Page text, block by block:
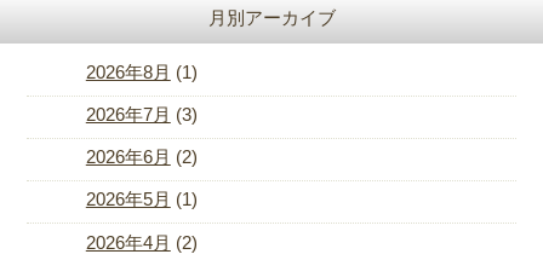
月別アーカイブ
2026年8月 (1)
2026年7月 (3)
2026年6月 (2)
2026年5月 (1)
2026年4月 (2)